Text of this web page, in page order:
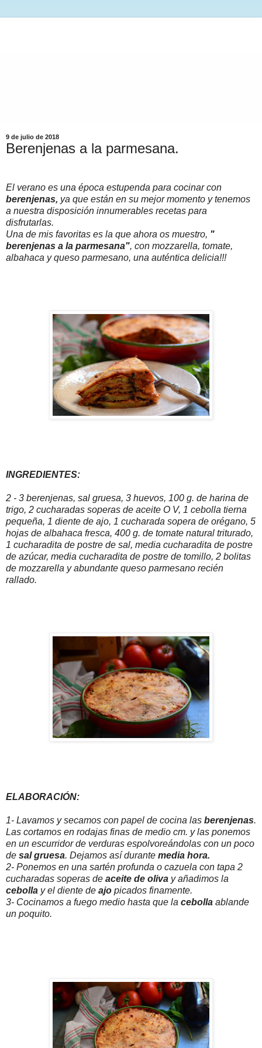
9 de julio de 2018
Berenjenas a la parmesana.
El verano es una época estupenda para cocinar con
berenjenas, ya que están en su mejor momento y tenemos
a nuestra disposición innumerables recetas para
disfrutarlas.
Una de mis favoritas es la que ahora os muestro, "
berenjenas a la parmesana", con mozzarella, tomate,
albahaca y queso parmesano, una auténtica delicia!!!
INGREDIENTES:
2 - 3 berenjenas, sal gruesa, 3 huevos, 100 g. de harina de
trigo, 2 cucharadas soperas de aceite O V, 1 cebolla tierna
pequeña, 1 diente de ajo, 1 cucharada sopera de orégano, 5
hojas de albahaca fresca, 400 g. de tomate natural triturado,
1 cucharadita de postre de sal, media cucharadita de postre
de azúcar, media cucharadita de postre de tomillo, 2 bolitas
de mozzarella y abundante queso parmesano recién
rallado.
ELABORACIÓN:
1- Lavamos y secamos con papel de cocina las berenjenas.
Las cortamos en rodajas finas de medio cm. y las ponemos
en un escurridor de verduras espolvoreándolas con un poco
de sal gruesa. Dejamos así durante media hora.
2- Ponemos en una sartén profunda o cazuela con tapa 2
cucharadas soperas de aceite de oliva y añadimos la
cebolla y el diente de ajo picados finamente.
3- Cocinamos a fuego medio hasta que la cebolla ablande
un poquito.